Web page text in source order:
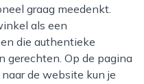
graag meedenkt.
als een
die authentieke
gerechten. Op de pagina
de website kun je